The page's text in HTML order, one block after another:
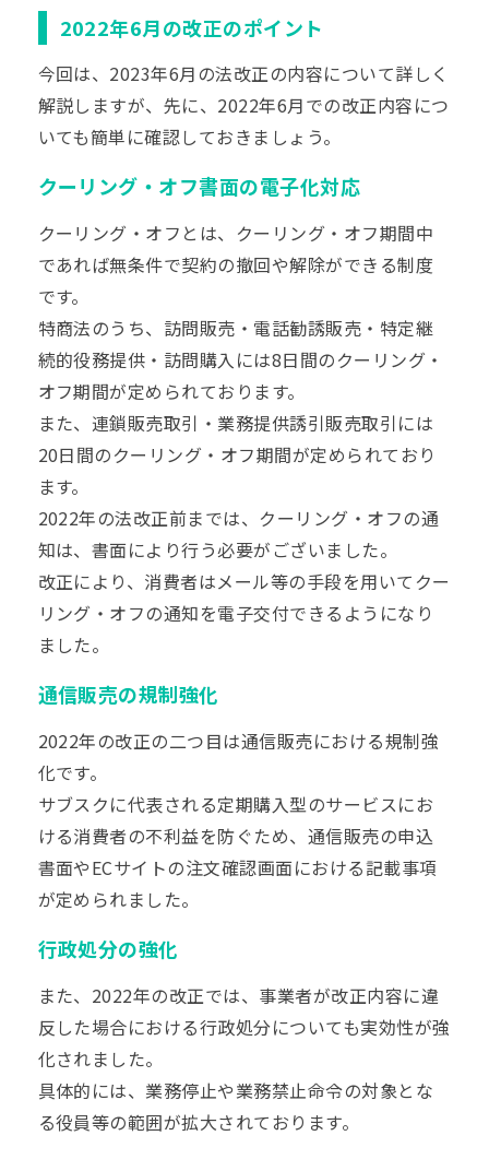
2022年6月の改正のポイント
今回は、2023年6月の法改正の内容について詳しく
解説しますが、先に、2022年6月での改正内容につ
いても簡単に確認しておきましょう。
クーリング・オフ書面の電子化対応
クーリング・オフとは、クーリング・オフ期間中
であれば無条件で契約の撤回や解除ができる制度
です。
特商法のうち、訪問販売・電話勧誘販売・特定継
続的役務提供・訪問購入には8日間のクーリング・
オフ期間が定められております。
また、連鎖販売取引・業務提供誘引販売取引には
20日間のクーリング・オフ期間が定められており
ます。
2022年の法改正前までは、クーリング・オフの通
知は、書面により行う必要がございました。
改正により、消費者はメール等の手段を用いてクー
リング・オフの通知を電子交付できるようになり
ました。
通信販売の規制強化
2022年の改正の二つ目は通信販売における規制強
化です。
サブスクに代表される定期購入型のサービスにお
ける消費者の不利益を防ぐため、通信販売の申込
書面やECサイトの注文確認画面における記載事項
が定められました。
行政処分の強化
また、2022年の改正では、事業者が改正内容に違
反した場合における行政処分についても実効性が強
化されました。
具体的には、業務停止や業務禁止命令の対象とな
る役員等の範囲が拡大されております。